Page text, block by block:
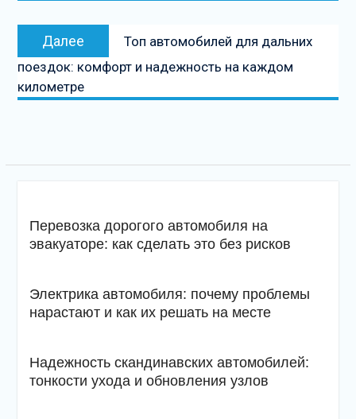
Далее
Следующая
запись
Топ автомобилей для дальних
поездок: комфорт и надежность на каждом
километре
Перевозка дорогого автомобиля на
эвакуаторе: как сделать это без рисков
Электрика автомобиля: почему проблемы
нарастают и как их решать на месте
Надежность скандинавских автомобилей:
тонкости ухода и обновления узлов